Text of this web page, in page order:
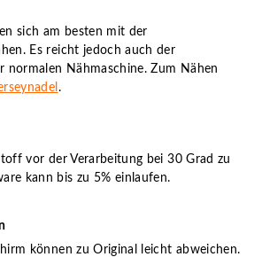
sich am besten mit der
Es reicht jedoch auch der
normalen Nähmaschine. Zum Nähen
.
vor der Verarbeitung bei 30 Grad zu
kann bis zu 5% einlaufen.
können zu Original leicht abweichen.